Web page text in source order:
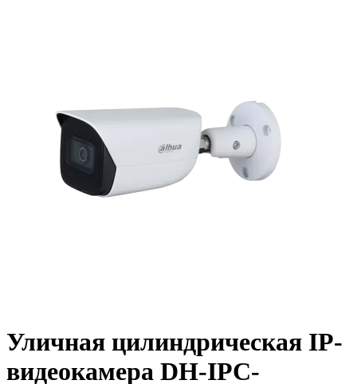
Уличная цилиндрическая IP-
видеокамера DH-IPC-